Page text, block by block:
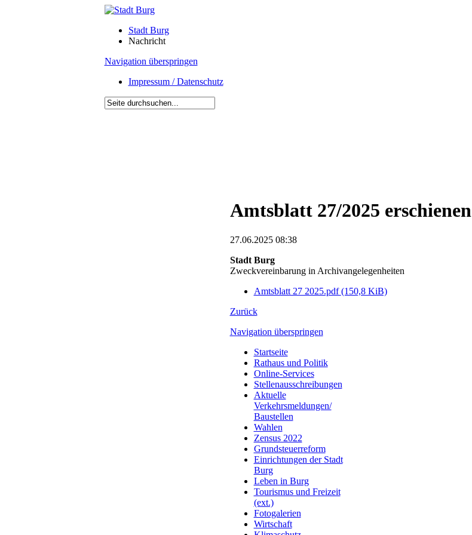
Stadt Burg
Nachricht
Navigation überspringen
Impressum / Datenschutz
Amtsblatt 27/2025 erschienen
27.06.2025 08:38
Stadt Burg
Zweckvereinbarung in Archivangelegenheiten
Amtsblatt 27 2025.pdf(150,8 KiB)
Zurück
Navigation überspringen
Startseite
Rathaus und Politik
Online-Services
Stellenausschreibungen
Aktuelle
Verkehrsmeldungen/
Baustellen
Wahlen
Zensus 2022
Grundsteuerreform
Einrichtungen der Stadt
Burg
Leben in Burg
Tourismus und Freizeit
(ext.)
Fotogalerien
Wirtschaft